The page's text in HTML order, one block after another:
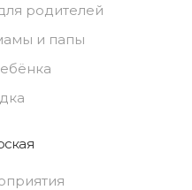
родителей
и папы